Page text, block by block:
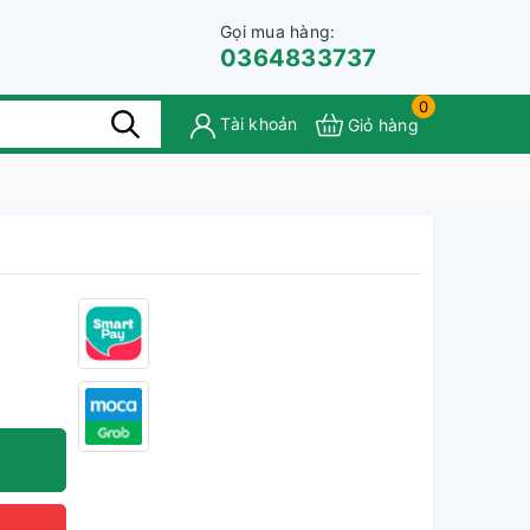
Gọi mua hàng:
0364833737
Tài khoản
0
Giỏ hàng